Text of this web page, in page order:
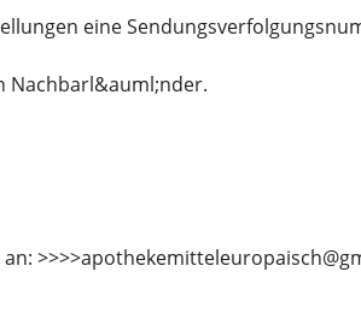
eine
Nachbarl&auml;nder.